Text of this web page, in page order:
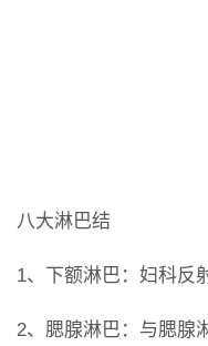
八大淋巴结
1、下额淋巴：妇科反
2、腮腺淋巴：与腮腺